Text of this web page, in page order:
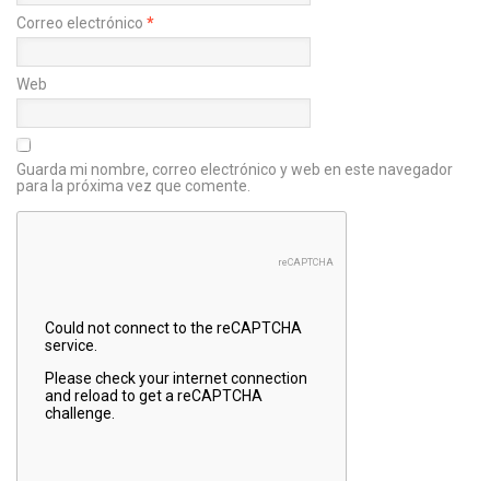
Correo electrónico *
Web
Guarda mi nombre, correo electrónico y web en este navegador
para la próxima vez que comente.